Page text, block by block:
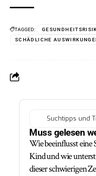
TAGGED:
SCHÄDLICHE
Muss gelesen
Wie beeinflusst eine
Kind und wie
dieser schwierigen